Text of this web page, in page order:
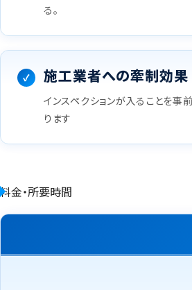
る。
施工業者への牽制効果
インスペクションが入ることを事
ります
料金・所要時間